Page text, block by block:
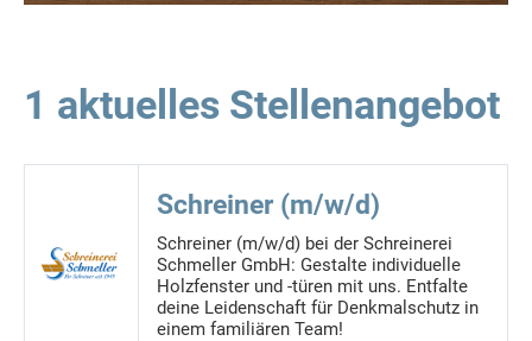
1 aktuelles Stellenangebot
Schreiner (m/w/d)
Schreiner (m/w/d) bei der Schreinerei
Schmeller GmbH: Gestalte individuelle
Holzfenster und -türen mit uns. Entfalte
deine Leidenschaft für Denkmalschutz in
einem familiären Team!